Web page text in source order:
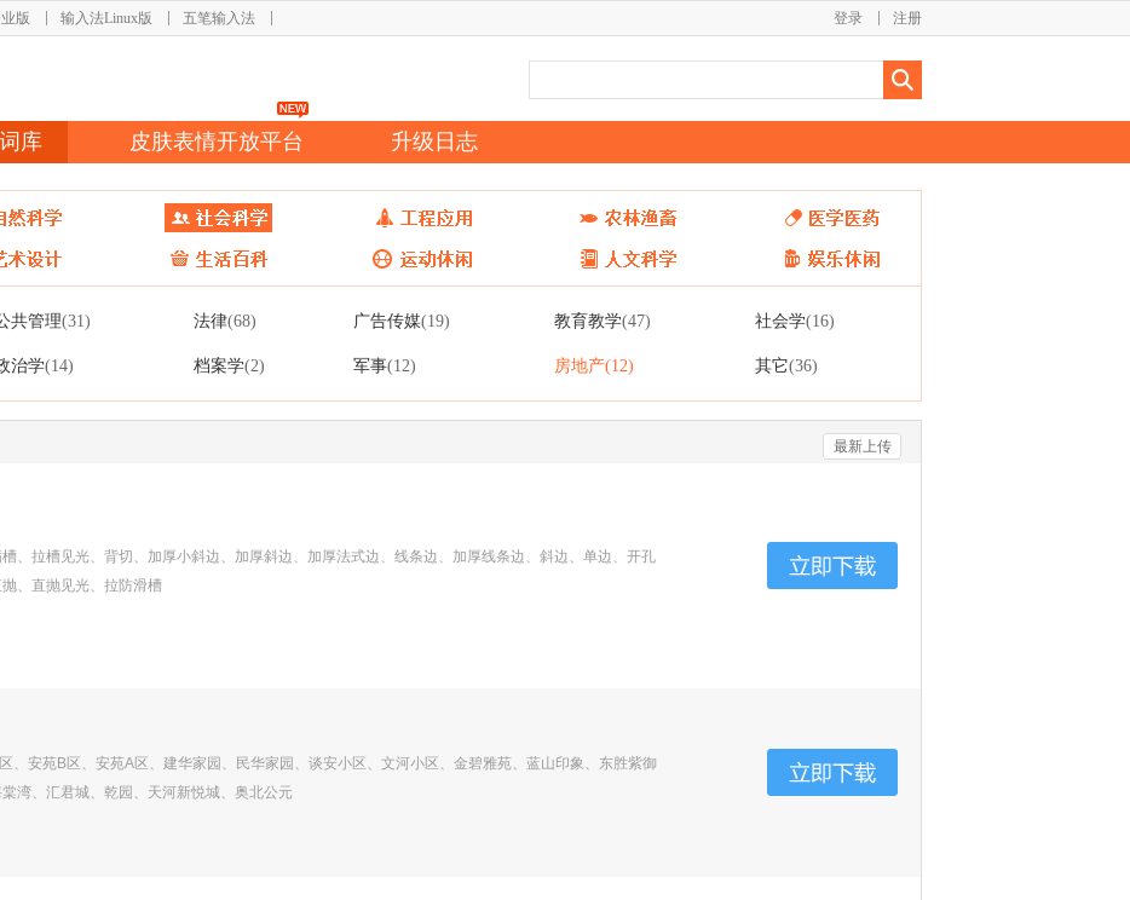
版 输入法Linux版 五笔输入法 注册
登录
词库 皮肤表情开放平台 升级日志
共管理(31) 法律(68) 广告传媒(19) 教育教学(47) 社会学(16)
治学(14) 档案学(2) 军事(12) 房地产(12) 其它(36)
最新上传
、拉槽见光、背切、加厚小斜边、加厚斜边、加厚法式边、线条边、加厚线条边、斜边、单边、开孔
、直抛见光、拉防滑槽
、安苑B区、安苑A区、建华家园、民华家园、谈安小区、文河小区、金碧雅苑、蓝山印象、东胜紫御
湾、汇君城、乾园、天河新悦城、奥北公元